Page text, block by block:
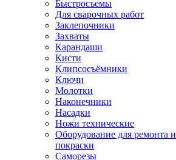
Быстросъемы
Для сварочных работ
Заклепочники
Захваты
Карандаши
Кисти
Клипсосъёмники
Ключи
Молотки
Наконечники
Насадки
Ножи технические
Оборудование для ремонта и
покраски
Саморезы